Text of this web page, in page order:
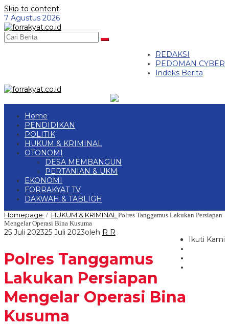
Skip to content
7 Agustus 2026
REDAKSI
PEDOMAN CYBER
Indeks Berita
Home
PENDIDIKAN
POLITIK
HUKUM & KRIMINAL
OTONOMI
DESA MEMBANGUN
PERTANIAN & UKM
EKONOMI
FORRAKYAT TV
DAKWAH & TABLIGH
Homepage / HUKUM & KRIMINAL Polres Tanggamus Lakukan Persiapan
Mengelar Operasi Bina Kusuma
Ikuti Kami
25 Juli 202325 Juli 2023oleh R R
Polres Tanggamus
Lakukan Persiapan
Mengelar Operasi Bina
Kusuma